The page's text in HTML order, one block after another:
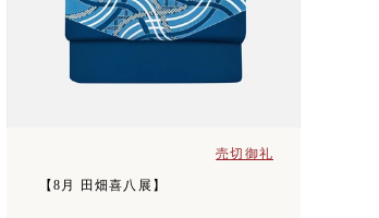
売切御礼
【8月 田畑喜八展】